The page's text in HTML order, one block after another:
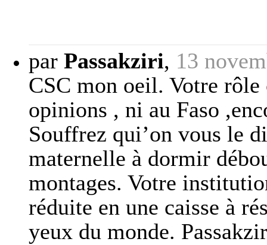
par Passakziri, 13
CSC mon oeil. Votre rôle
opinions , ni au Faso
Souffrez qui’on vous le
maternelle à dormir
montages. Votre
réduite en une caisse à
yeux du monde.